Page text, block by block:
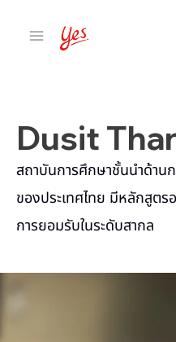
Dusit
สถาบันการศึกษาชั้นนำด้าน
ของประเทศไทย มีหลักสูตร
การยอมรับในระดับสากล